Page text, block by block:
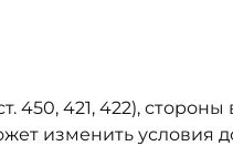
450, 421, 422),
изменить условия